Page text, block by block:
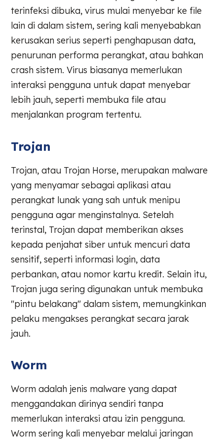
terinfeksi dibuka, virus mulai menyebar ke file
lain di dalam sistem, sering kali menyebabkan
kerusakan serius seperti penghapusan data,
penurunan performa perangkat, atau bahkan
crash sistem. Virus biasanya memerlukan
interaksi pengguna untuk dapat menyebar
lebih jauh, seperti membuka file atau
menjalankan program tertentu.
Trojan
Trojan, atau Trojan Horse, merupakan malware
yang menyamar sebagai aplikasi atau
perangkat lunak yang sah untuk menipu
pengguna agar menginstalnya. Setelah
terinstal, Trojan dapat memberikan akses
kepada penjahat siber untuk mencuri data
sensitif, seperti informasi login, data
perbankan, atau nomor kartu kredit. Selain itu,
Trojan juga sering digunakan untuk membuka
"pintu belakang" dalam sistem, memungkinkan
pelaku mengakses perangkat secara jarak
jauh.
Worm
Worm adalah jenis malware yang dapat
menggandakan dirinya sendiri tanpa
memerlukan interaksi atau izin pengguna.
Worm sering kali menyebar melalui jaringan